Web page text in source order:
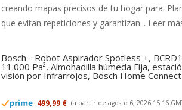
creando mapas precisos de tu hogar para:
que evitan repeticiones y garantizan... Leer
Bosch - Robot Aspirador Spotless +,
11.000 Pa², Almohadilla húmeda Fija,
visión por Infrarrojos, Bosch Home Connect
499,99 € (a partir de agosto 6, 2026 15:16